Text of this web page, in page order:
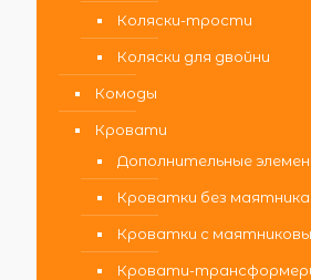
Коляски-трости
Коляски для двойни
Комоды
Кровати
Дополнительные
Кроватки без маятника
Кроватки с
Кровати-